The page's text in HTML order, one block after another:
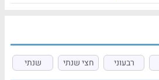
רבעוני חצי שנתי שנתי